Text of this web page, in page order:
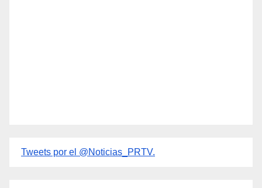
Tweets por el @Noticias_PRTV.